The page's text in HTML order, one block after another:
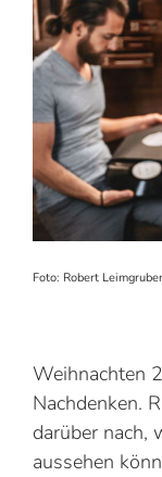
Foto: Robert Leimgruber
Weihnachten
Nachdenken.
darüber nach,
aussehen